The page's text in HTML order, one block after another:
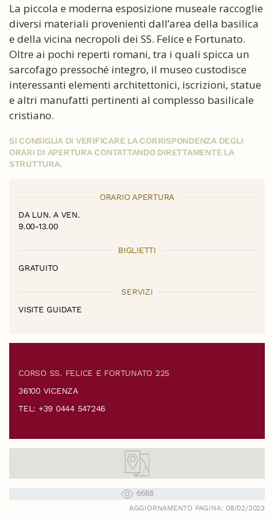
La piccola e moderna esposizione museale raccoglie
diversi materiali provenienti dall’area della basilica
e della vicina necropoli dei SS. Felice e Fortunato.
Oltre ai pochi reperti romani, tra i quali spicca un
sarcofago pressoché integro, il museo custodisce
interessanti elementi architettonici, iscrizioni, statue
e altri manufatti pertinenti al complesso basilicale
cristiano.
SI CONSIGLIA DI VERIFICARE LA CORRISPONDENZA DEGLI
ORARI DI APERTURA CONTATTANDO DIRETTAMENTE LA
STRUTTURA.
ORARIO APERTURA
DA LUN. A VEN.
9.00-13.00
BIGLIETTI
GRATUITO
SERVIZI
VISITE GUIDATE
CORSO SS. FELICE E FORTUNATO 225
36100 VICENZA
TEL: +39 0444 547246
6688
AGGIORNAMENTO PAGINA: 08/02/2023